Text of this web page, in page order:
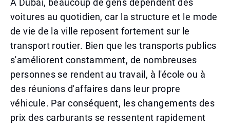
À Dubaï, beaucoup de gens dépendent des
voitures au quotidien, car la structure et le mode
de vie de la ville reposent fortement sur le
transport routier. Bien que les transports publics
s'améliorent constamment, de nombreuses
personnes se rendent au travail, à l'école ou à
des réunions d'affaires dans leur propre
véhicule. Par conséquent, les changements des
prix des carburants se ressentent rapidement